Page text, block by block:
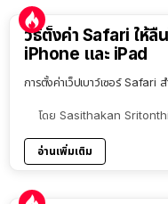
วิธีตั้งค่า Safari ให้ลื่
iPhone และ iPad
การตั้งค่าเว็ปเบาว์เซอร์
โดย Sasithakan
อ่านเพิ่มเติม